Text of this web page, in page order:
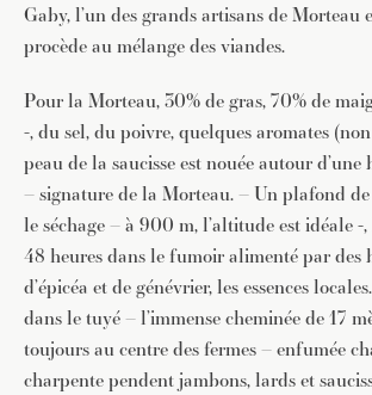
Gaby, l’un des grands artisans de
procède au mélange des viandes.
Pour la Morteau, 30% de gras, 70% de
-, du sel, du poivre, quelques aromates
peau de la saucisse est nouée autour
– signature de la Morteau. – Un plafond
le séchage – à 900 m, l’altitude est idéale -,
48 heures dans le fumoir alimenté par des
d’épicéa et de génévrier, les essences
dans le tuyé – l’immense cheminée de 17
toujours au centre des fermes – enfumée
charpente pendent jambons, lards et